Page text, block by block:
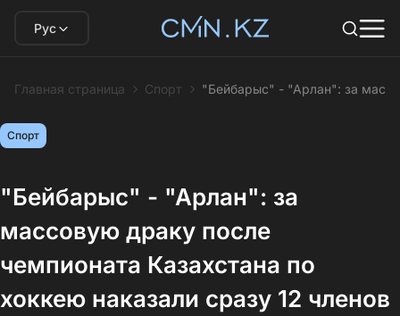
Рус
Главная страница Спорт "Бейбарыс" - "Арлан": за
Спорт
"Бейбарыс" - "Арлан": за
массовую драку после
чемпионата Казахстана по
хоккею наказали сразу 12 членов